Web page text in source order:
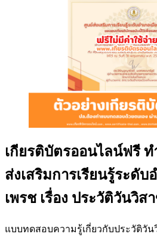
เกียรติบัตรออนไลน์ฟรี
ส่งเสริมการเรียนรู้ระดับ
เพรช เรื่อง ประวัติวันวิส
แบบทดสอบความรู้เกี่ยวกับประวัติวัน